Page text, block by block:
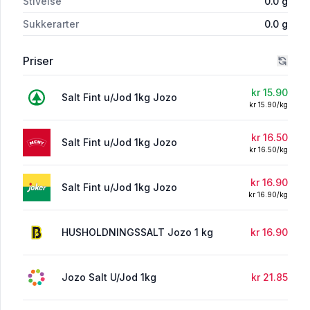
Sukkerarter
0.0 g
Priser
Salt Fint u/Jod 1kg Jozo kr 15.90
kr 15.90/kg
Salt Fint u/Jod 1kg Jozo kr 16.50
kr 16.50/kg
Salt Fint u/Jod 1kg Jozo kr 16.90
kr 16.90/kg
HUSHOLDNINGSSALT Jozo 1 kg kr 16.90
Jozo Salt U/Jod 1kg kr 21.85